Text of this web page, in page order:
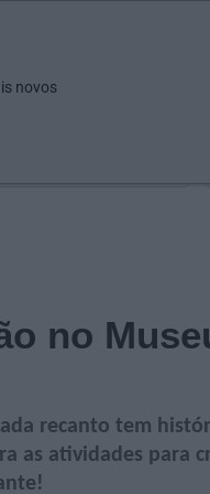
no
recanto tem
as atividades para
novos